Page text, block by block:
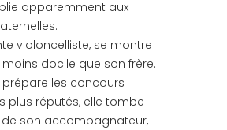
apparemment aux
violoncelliste, se montre
docile que son frère.
prépare les concours
plus réputés, elle tombe
son accompagnateur,